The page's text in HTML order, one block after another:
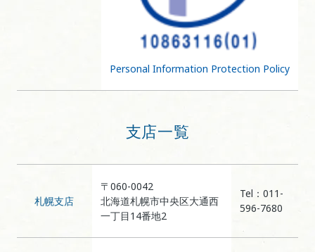
Personal Information Protection Policy
支店一覧
札幌支店
〒060-0042
北海道札幌市中央区大通西
一丁目14番地2
Tel：011-
596-7680